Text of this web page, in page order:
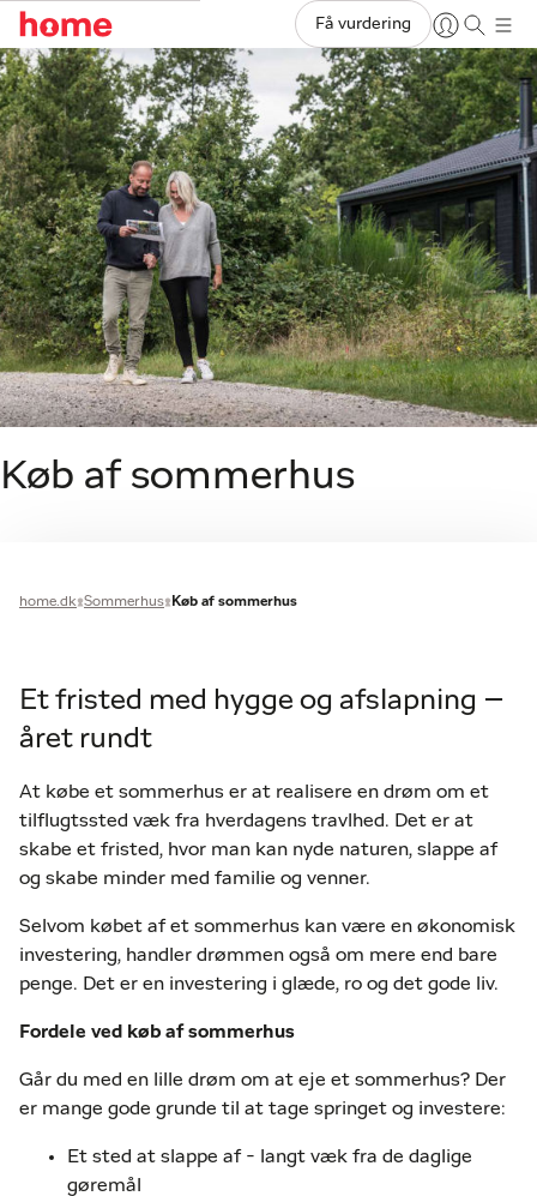
Få vurdering
Køb af sommerhus
home.dk Sommerhus Køb af sommerhus
Et fristed med hygge og afslapning –
året rundt
At købe et sommerhus er at realisere en drøm om et
tilflugtssted væk fra hverdagens travlhed. Det er at
skabe et fristed, hvor man kan nyde naturen, slappe af
og skabe minder med familie og venner.
Selvom købet af et sommerhus kan være en økonomisk
investering, handler drømmen også om mere end bare
penge. Det er en investering i glæde, ro og det gode liv.
Fordele ved køb af sommerhus
Går du med en lille drøm om at eje et sommerhus? Der
er mange gode grunde til at tage springet og investere:
Et sted at slappe af - langt væk fra de daglige
gøremål